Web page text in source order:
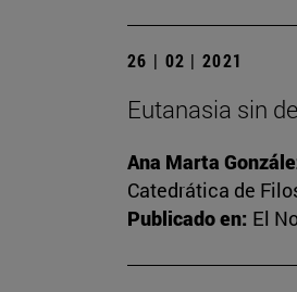
26 | 02 | 2021
Eutanasia sin
Ana Marta
Catedrática de
Publicado en: El